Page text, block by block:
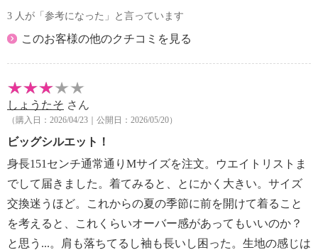
3 人が「参考になった」と言っています
このお客様の他のクチコミを見る
しょうたそ さん
（購入日：2026/04/23｜公開日：2026/05/20）
ビッグシルエット！
身長151センチ通常通りMサイズを注文。ウエイトリストま
でして届きました。着てみると、とにかく大きい。サイズ
交換迷うほど。これからの夏の季節に前を開けて着ること
を考えると、これくらいオーバー感があってもいいのか？
と思う...。肩も落ちてるし袖も長いし困った。生地の感じは